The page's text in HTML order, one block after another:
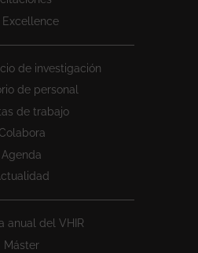
Excellence
de investigación
de personal
de trabajo
Agenda
anual del VHIR
Máster